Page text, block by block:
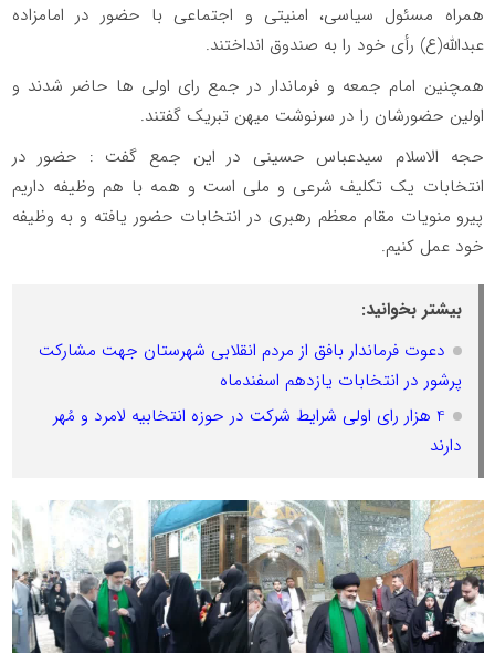
همراه مسئول سیاسی، امنیتی و اجتماعی با حضور در امامزاده
عبدالله(ع) رأی خود را به صندوق انداختند.
همچنین امام جمعه و فرماندار در جمع رای اولی ها حاضر شدند و
اولین حضورشان را در سرنوشت میهن تبریک گفتند.
حجه الاسلام سیدعباس حسینی در این جمع گفت : حضور در
انتخابات یک تکلیف شرعی و ملی است و همه با هم وظیفه داریم
پیرو منویات مقام معظم رهبری در انتخابات حضور یافته و به وظیفه
خود عمل کنیم.
بیشتر بخوانید:
دعوت فرماندار بافق از مردم انقلابی شهرستان جهت مشارکت
پرشور در انتخابات یازدهم اسفندماه
4 هزار رای اولی شرایط شرکت در حوزه انتخابیه لامرد و مُهر
دارند